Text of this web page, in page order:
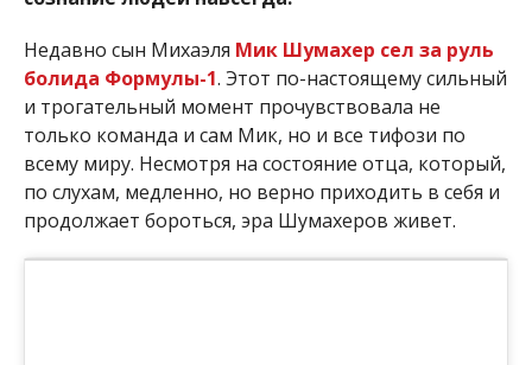
Недавно сын Михаэля Мик Шумахер сел за руль
болида Формулы-1. Этот по-настоящему сильный
и трогательный момент прочувствовала не
только команда и сам Мик, но и все тифози по
всему миру. Несмотря на состояние отца, который,
по слухам, медленно, но верно приходить в себя и
продолжает бороться, эра Шумахеров живет.